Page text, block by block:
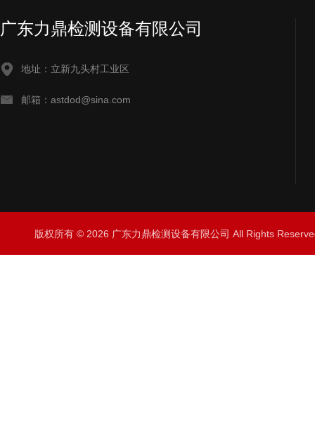
广东力鼎检测设备有限公司
地址：立新九头村工业区
邮箱：astdod@sina.com
版权所有 © 2026 广东力鼎检测设备有限公司 All Rights